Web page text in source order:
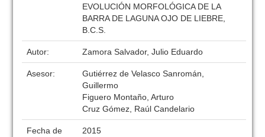
EVOLUCIÓN MORFOLÓGICA DE LA
BARRA DE LAGUNA OJO DE LIEBRE,
B.C.S.
Autor: Zamora Salvador, Julio Eduardo
Asesor:
Gutiérrez de Velasco Sanromán,
Guillermo
Figuero Montaño, Arturo
Cruz Gómez, Raúl Candelario
Fecha de
2015